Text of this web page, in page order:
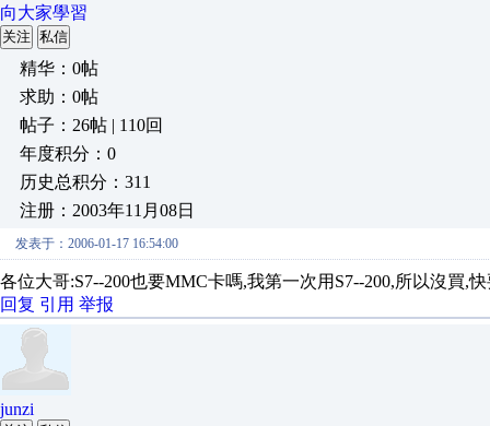
向大家學習
关注 私信
精华：0帖
求助：0帖
帖子：26帖 | 110回
年度积分：0
历史总积分：311
注册：2003年11月08日
发表于：2006-01-17 16:54:00
各位大哥:S7--200也要MMC卡嗎,我第一次用S7--200,所以沒買,
回复 引用 举报
junzi